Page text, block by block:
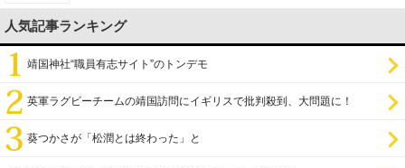
人気記事ランキング
靖国神社“職員有志サイト”のトンデモ
英軍ラグビーチームの靖国訪問にイギリスで批判殺到、大問題に！
葵つかさが「松潤とは終わった」と